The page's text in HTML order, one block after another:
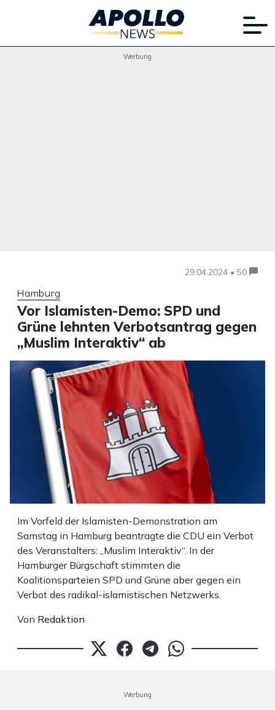
Werbung
29.04.2024 • 50
Hamburg
Vor Islamisten-Demo: SPD und
Grüne lehnten Verbotsantrag gegen
„Muslim Interaktiv“ ab
Im Vorfeld der Islamisten-Demonstration am
Samstag in Hamburg beantragte die CDU ein Verbot
des Veranstalters: „Muslim Interaktiv“. In der
Hamburger Bürgschaft stimmten die
Koalitionsparteien SPD und Grüne aber gegen ein
Verbot des radikal-islamistischen Netzwerks.
Von Redaktion
Werbung